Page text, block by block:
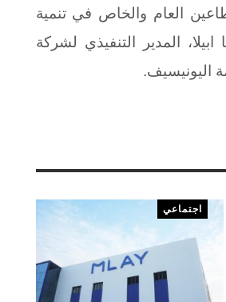
العام والخاص في تنمية
المدير التنفيذي لشركة
اليونيسيف.
اجتماعي